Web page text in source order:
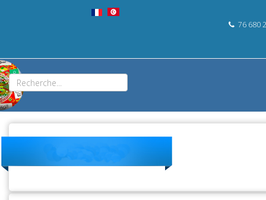
76 680